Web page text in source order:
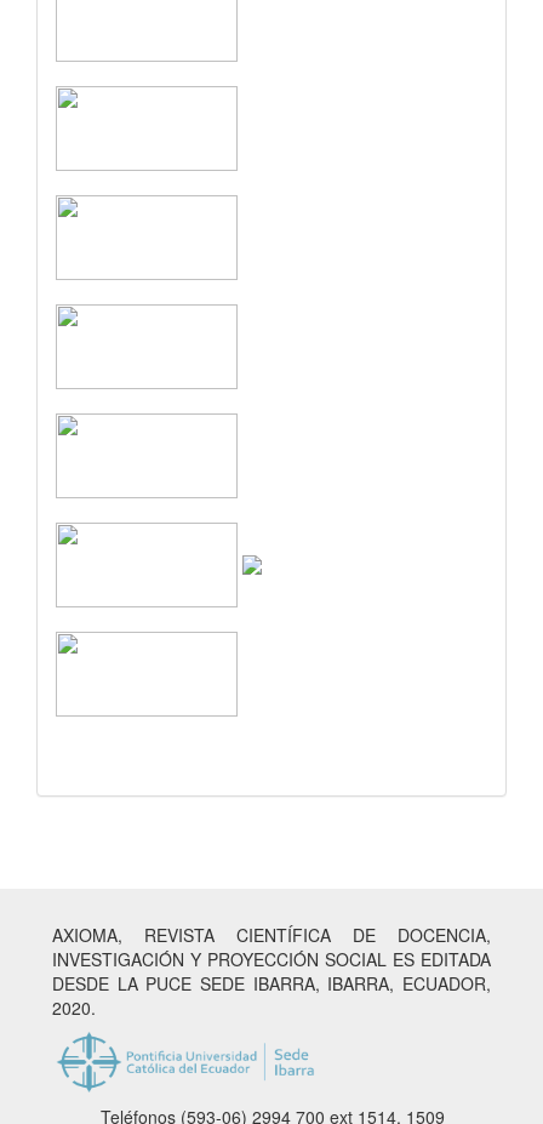
AXIOMA, REVISTA CIENTÍFICA DE DOCENCIA,
INVESTIGACIÓN Y PROYECCIÓN SOCIAL ES EDITADA
DESDE LA PUCE SEDE IBARRA, IBARRA, ECUADOR,
2020.
Teléfonos (593-06) 2994 700 ext 1514, 1509